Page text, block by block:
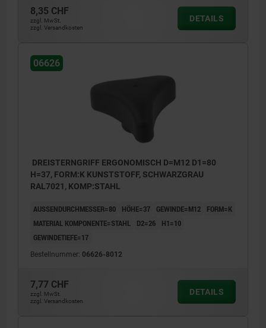
8,35 CHF
zzgl. MwSt.
zzgl. Versandkosten
DETAILS
06626
DREISTERNGRIFF ERGONOMISCH D=M12 D1=80
H=37, FORM:K KUNSTSTOFF, SCHWARZGRAU
RAL7021, KOMP:STAHL
AUSSENDURCHMESSER=80 HÖHE=37 GEWINDE=M12
FORM=K
MATERIAL KOMPONENTE=STAHL
D2=26
H1=10
GEWINDETIEFE=17
Bestellnummer: 06626-8012
7,77 CHF
zzgl. MwSt.
zzgl. Versandkosten
DETAILS